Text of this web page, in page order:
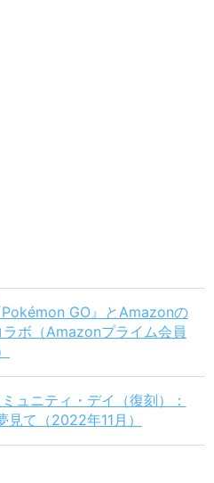
Pokémon GO』とAmazonの
ボ（Amazonプライム会員
ュニティ・デイ（復刻）：
見て（2022年11月）